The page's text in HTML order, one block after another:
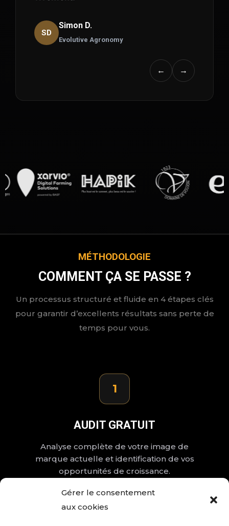
Gérer le consentement
aux cookies
SD
Simon D.
Evolutive Agronomy
← →
MÉTHODOLOGIE
COMMENT ÇA SE PASSE ?
Un processus structuré et fluide en 4 étapes clés
pour garantir d’excellents résultats sans perte de
temps pour vous.
1
AUDIT GRATUIT
Analyse complète de votre image de
marque actuelle et identification de vos
opportunités de croissance.